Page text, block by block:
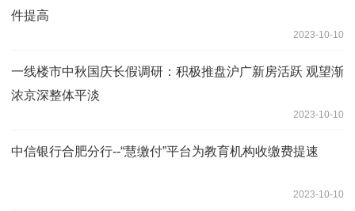
件提高
2023-10-10
一线楼市中秋国庆长假调研：积极推盘沪广新房活跃 观望渐
浓京深整体平淡
2023-10-10
中信银行合肥分行--“慧缴付”平台为教育机构收缴费提速
2023-10-10